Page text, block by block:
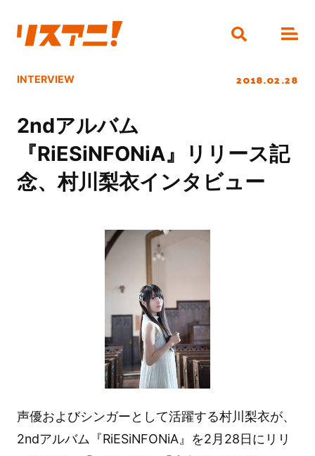
INTERVIEW 2018.02.28
2ndアルバム
『RiESiNFONiA』リリース記
念、村川梨衣インタビュー
声優およびシンガーとして活躍する村川梨衣が、
2ndアルバム『RiESiNFONiA』を2月28日にリリ